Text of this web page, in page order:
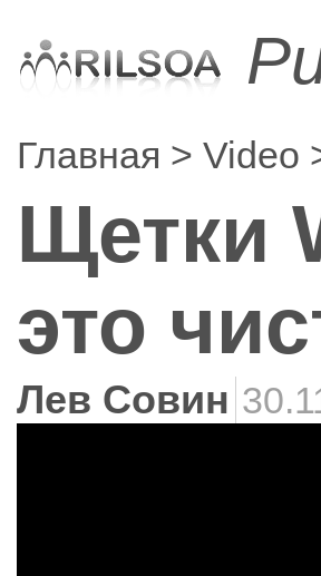
Главная Video
Щетки
это
Лев Совин